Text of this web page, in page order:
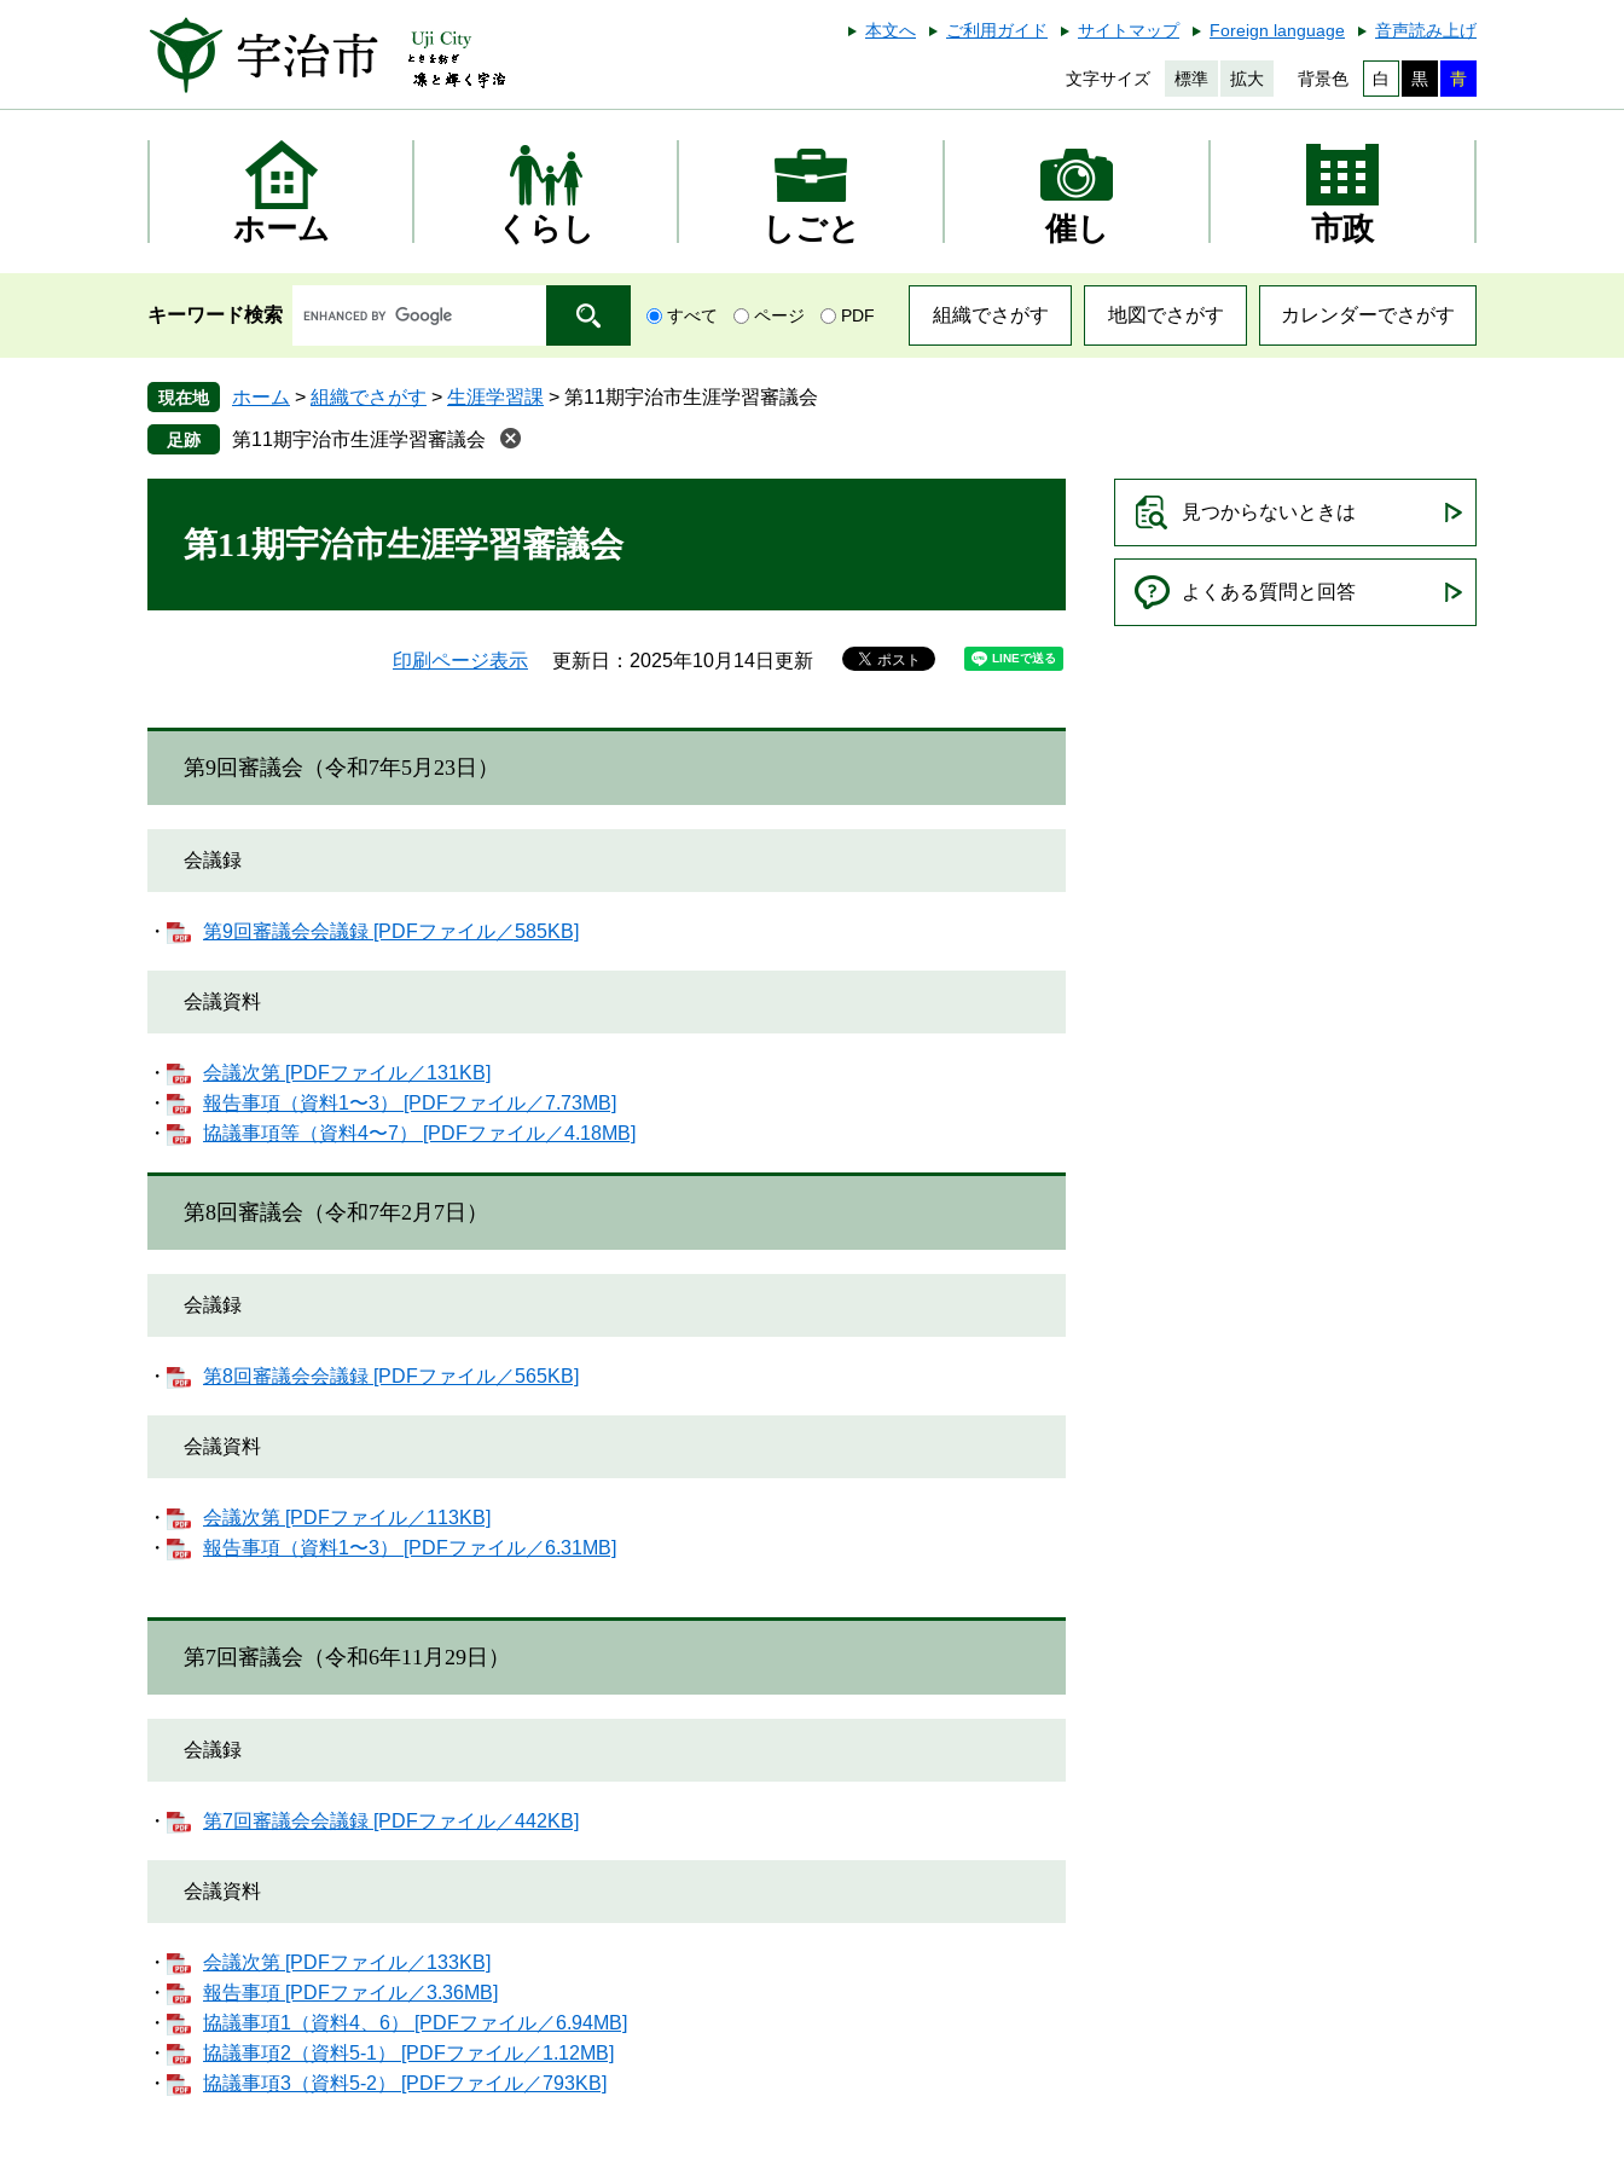
本
本文へ ご利用ガイド サイトマップ Foreign language 音声読み上げ
文字サイズ 標準 拡大 背景色 白 黒 青
ホーム くらし しごと 催し 市政
キーワード検索 すべて ページ PDF 組織でさがす 地図でさがす カレンダーでさがす
現在地 ホーム > 組織でさがす > 生涯学習課 > 第11期宇治市生涯学習審議会
第11期宇治市生涯学習審議会
第11期宇治市生涯学習審議会
印刷ページ表示 更新日：2025年10月14日更新
第9回審議会（令和7年5月23日）
会議録
・ 第9回審議会会議録 [PDFファイル／585KB]
会議資料
・
会議次第 [PDFファイル／131KB]
・
報告事項（資料1〜3） [PDFファイル／7.73MB]
・
協議事項等（資料4〜7） [PDFファイル／4.18MB]
第8回審議会（令和7年2月7日）
会議録
・ 第8回審議会会議録 [PDFファイル／565KB]
会議資料
・
会議次第 [PDFファイル／113KB]
・
報告事項（資料1〜3） [PDFファイル／6.31MB]
第7回審議会（令和6年11月29日）
会議録
・ 第7回審議会会議録 [PDFファイル／442KB]
会議資料
・
会議次第 [PDFファイル／133KB]
・
報告事項 [PDFファイル／3.36MB]
​・
協議事項1（資料4、6） [PDFファイル／6.94MB]
・
協議事項2（資料5-1） [PDFファイル／1.12MB]
・
協議事項3（資料5-2） [PDFファイル／793KB]
見つからないときは
よくある質問と回答